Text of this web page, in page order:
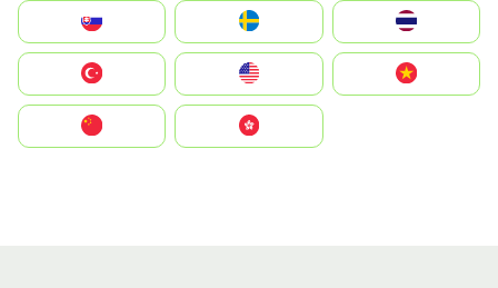
United States
中國香港特別行政區